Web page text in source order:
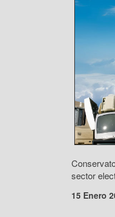
sector
15 Enero